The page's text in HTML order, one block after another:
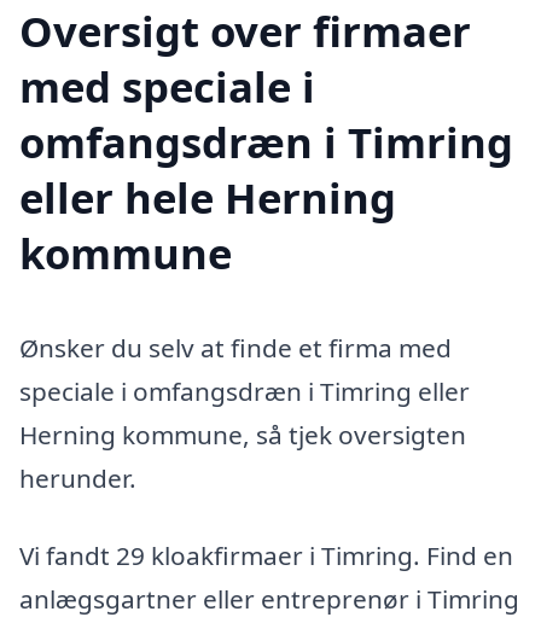
Oversigt over firmaer
med speciale i
omfangsdræn i Timring
eller hele Herning
kommune
Ønsker du selv at finde et firma med
speciale i omfangsdræn i Timring eller
Herning kommune, så tjek oversigten
herunder.
Vi fandt 29 kloakfirmaer i Timring. Find en
anlægsgartner eller entreprenør i Timring